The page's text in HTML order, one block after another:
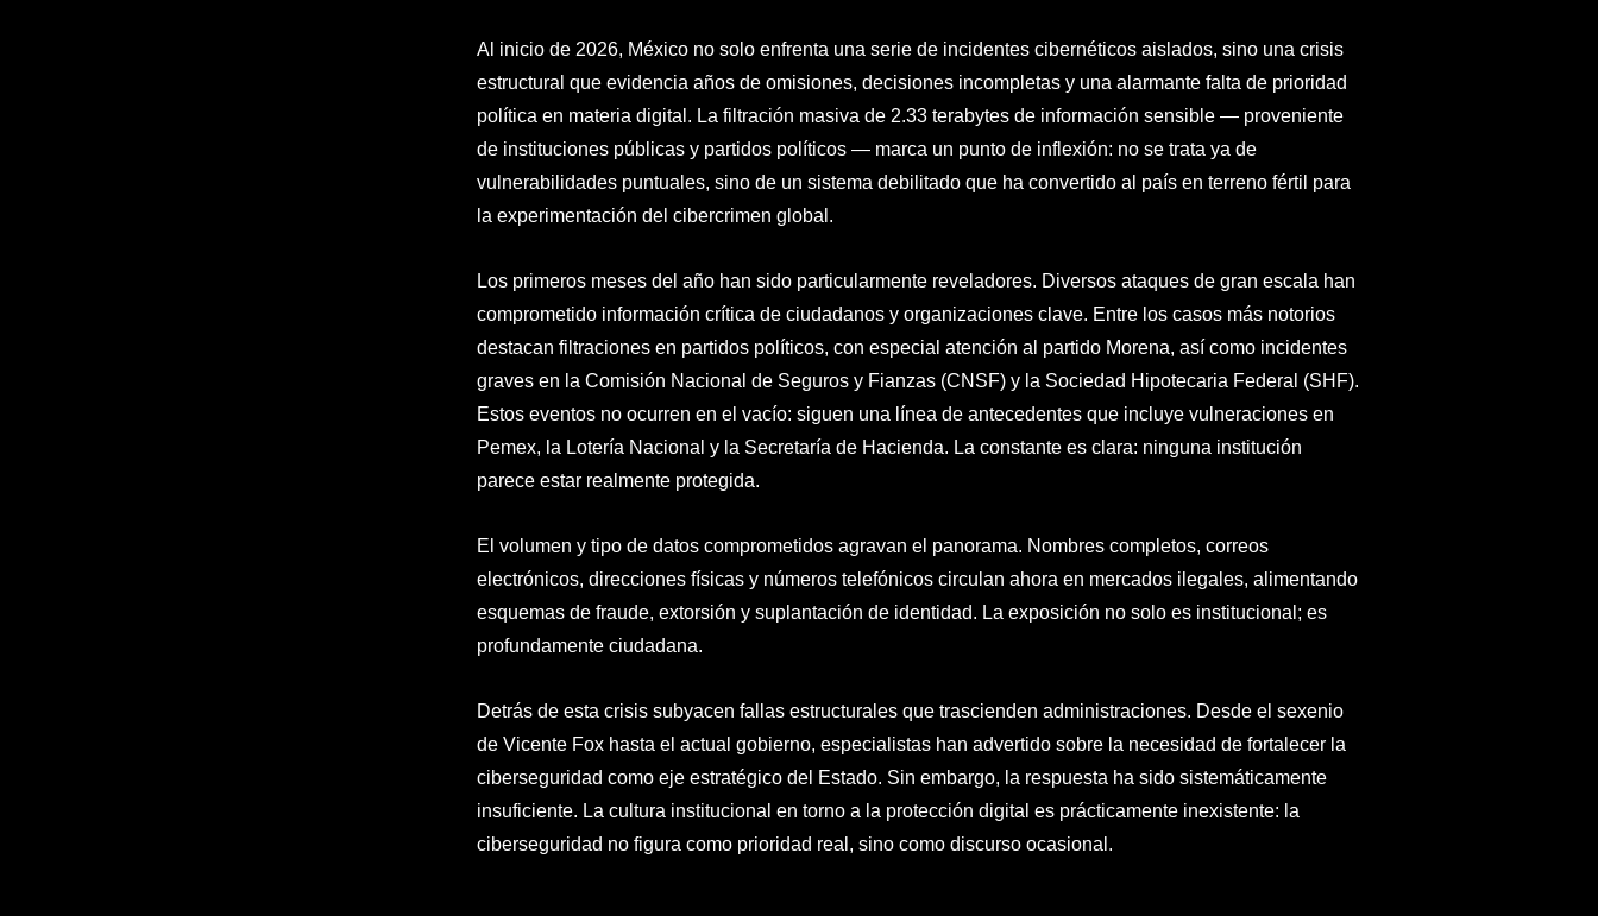
Al inicio de 2026, México no solo enfrenta una serie de incidentes cibernéticos aislados, sino una crisis
estructural que evidencia años de omisiones, decisiones incompletas y una alarmante falta de prioridad
política en materia digital. La filtración masiva de 2.33 terabytes de información sensible — proveniente
de instituciones públicas y partidos políticos — marca un punto de inflexión: no se trata ya de
vulnerabilidades puntuales, sino de un sistema debilitado que ha convertido al país en terreno fértil para
la experimentación del cibercrimen global.
Los primeros meses del año han sido particularmente reveladores. Diversos ataques de gran escala han
comprometido información crítica de ciudadanos y organizaciones clave. Entre los casos más notorios
destacan filtraciones en partidos políticos, con especial atención al partido Morena, así como incidentes
graves en la Comisión Nacional de Seguros y Fianzas (CNSF) y la Sociedad Hipotecaria Federal (SHF).
Estos eventos no ocurren en el vacío: siguen una línea de antecedentes que incluye vulneraciones en
Pemex, la Lotería Nacional y la Secretaría de Hacienda. La constante es clara: ninguna institución
parece estar realmente protegida.
El volumen y tipo de datos comprometidos agravan el panorama. Nombres completos, correos
electrónicos, direcciones físicas y números telefónicos circulan ahora en mercados ilegales, alimentando
esquemas de fraude, extorsión y suplantación de identidad. La exposición no solo es institucional; es
profundamente ciudadana.
Detrás de esta crisis subyacen fallas estructurales que trascienden administraciones. Desde el sexenio
de Vicente Fox hasta el actual gobierno, especialistas han advertido sobre la necesidad de fortalecer la
ciberseguridad como eje estratégico del Estado. Sin embargo, la respuesta ha sido sistemáticamente
insuficiente. La cultura institucional en torno a la protección digital es prácticamente inexistente: la
ciberseguridad no figura como prioridad real, sino como discurso ocasional.